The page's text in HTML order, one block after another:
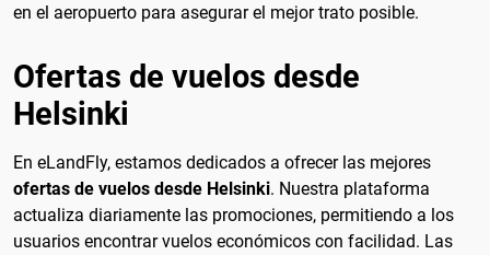
en el aeropuerto para asegurar el mejor trato posible.
Ofertas de vuelos desde
Helsinki
En eLandFly, estamos dedicados a ofrecer las mejores
ofertas de vuelos desde Helsinki. Nuestra plataforma
actualiza diariamente las promociones, permitiendo a los
usuarios encontrar vuelos económicos con facilidad. Las